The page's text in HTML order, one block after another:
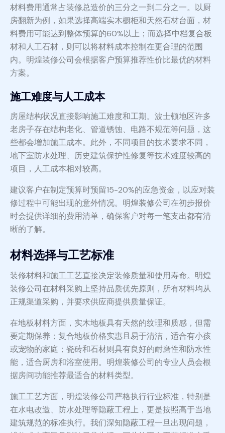
材料费用通常占装修总造价的三分之一到二分之一。以厨
房翻新为例，如果选择高端实木橱柜和天然石材台面，材
料费用可能达到整体预算的60%以上；而选择中档复合板
材和人工石材，则可以将材料成本控制在更合理的范围
内。明煌装修公司会根据客户预算推荐性价比最优的材料
方案。
施工难度与人工成本
房屋结构状况直接影响施工难度和工期。波士顿地区许多
老房子存在结构老化、管道锈蚀、电路不规范等问题，这
些都会增加施工成本。此外，不同项目的技术要求不同，
地下室防水处理、历史建筑保护性修复等技术难度较高的
项目，人工成本相对较高。
建议客户在制定预算时预留15-20%的应急资金，以应对装
修过程中可能出现的意外情况。明煌装修公司在初步报价
时会提供详细的费用清单，确保客户对每一笔支出都有清
晰的了解。
材料选择与工艺标准
装修材料和施工工艺直接决定装修质量和使用寿命。明煌
装修公司在材料采购上坚持品质优先原则，所有材料均从
正规渠道采购，并要求供应商提供质量保证。
在地板材料方面，实木地板具有天然的纹理和质感，但需
要定期保养；复合地板价格实惠且易于清洁，适合有小孩
或宠物的家庭；瓷砖和石材则具有良好的耐磨性和防水性
能，适合厨房和浴室使用。明煌装修公司的专业人员会根
据房间功能推荐最适合的材料类型。
施工工艺方面，明煌装修公司严格执行行业标准，特别是
在水电改造、防水处理等隐蔽工程上，更是按照高于当地
建筑规范的标准执行。我们深知隐蔽工程一旦出现问题，